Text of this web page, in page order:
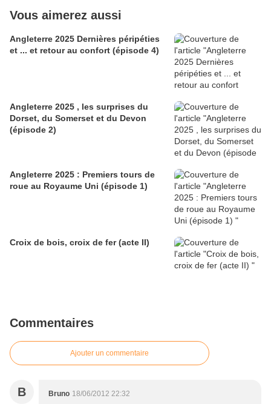
Vous aimerez aussi
Angleterre 2025 Dernières péripéties
et ... et retour au confort (épisode 4)
Angleterre 2025 , les surprises du
Dorset, du Somerset et du Devon
(épisode 2)
Angleterre 2025 : Premiers tours de
roue au Royaume Uni (épisode 1)
Croix de bois, croix de fer (acte II)
Commentaires
Ajouter un commentaire
B Bruno 18/06/2012 22:32